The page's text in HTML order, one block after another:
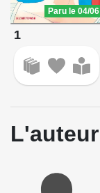
Paru le 04/06
1
L'auteur